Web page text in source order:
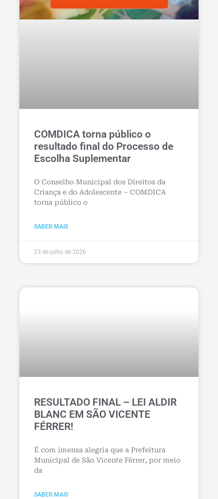
COMDICA torna público o
resultado final do Processo de
Escolha Suplementar
O Conselho Municipal dos Direitos da
Criança e do Adolescente – COMDICA
torna público o
SABER MAIS
23 de julho de 2026
RESULTADO FINAL – LEI ALDIR
BLANC EM SÃO VICENTE
FÉRRER!
É com imensa alegria que a Prefeitura
Municipal de São Vicente Férrer, por meio
da
SABER MAIS